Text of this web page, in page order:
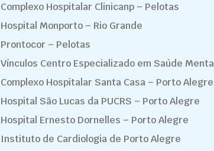
Complexo Hospitalar Clinicanp – Pelotas
Hospital Monporto – Rio Grande
Prontocor – Pelotas
Vínculos Centro Especializado em Saúde
Complexo Hospitalar Santa Casa – Porto Alegre
Hospital São Lucas da PUCRS – Porto Alegre
Hospital Ernesto Dornelles – Porto Alegre
Instituto de Cardiologia de Porto Alegre